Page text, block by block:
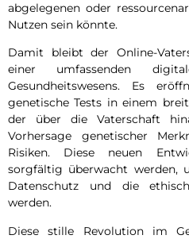
abgelegenen oder
Nutzen sein könnte.
Damit bleibt der Online-
einer umfassenden
Gesundheitswesens. Es
genetische Tests in einem
der über die Vaterschaft
Vorhersage genetischer
Risiken. Diese neuen
sorgfältig überwacht werden,
Datenschutz und die
werden.
Diese stille Revolution im